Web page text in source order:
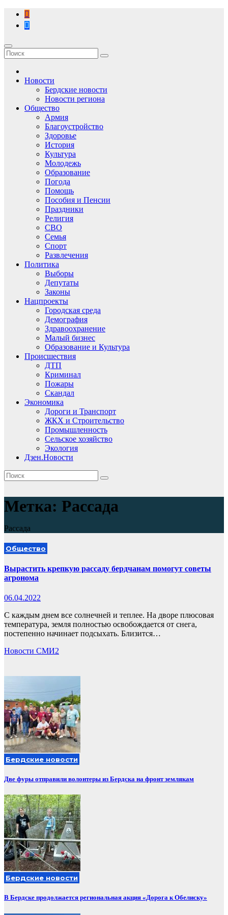
Перейти
содержимому
Новости
Бердские новости
Новости региона
Общество
Армия
Благоустройство
Здоровье
История
Культура
Молодежь
Образование
Погода
Помощь
Пособия и Пенсии
Праздники
Религия
СВО
Семья
Спорт
Развлечения
Политика
Выборы
Депутаты
Законы
Нацпроекты
Городская среда
Демография
Здравоохранение
Малый бизнес
Образование и Культура
Происшествия
ДТП
Криминал
Пожары
Скандал
Экономика
Дороги и Транспорт
ЖКХ и Строительство
Промышленность
Сельское хозяйство
Экология
Дзен.Новости
Метка: Рассада
Рассада
Общество
Вырастить крепкую рассаду бердчанам помогут советы
агронома
06.04.2022
С каждым днем все солнечней и теплее. На дворе плюсовая
температура, земля полностью освобождается от снега,
постепенно начинает подсыхать. Близится…
Новости СМИ2
Бердские новости
Две фуры отправили волонтеры из Бердска на фронт землякам
Бердские новости
В Бердске продолжается региональная акция «Дорога к Обелиску»